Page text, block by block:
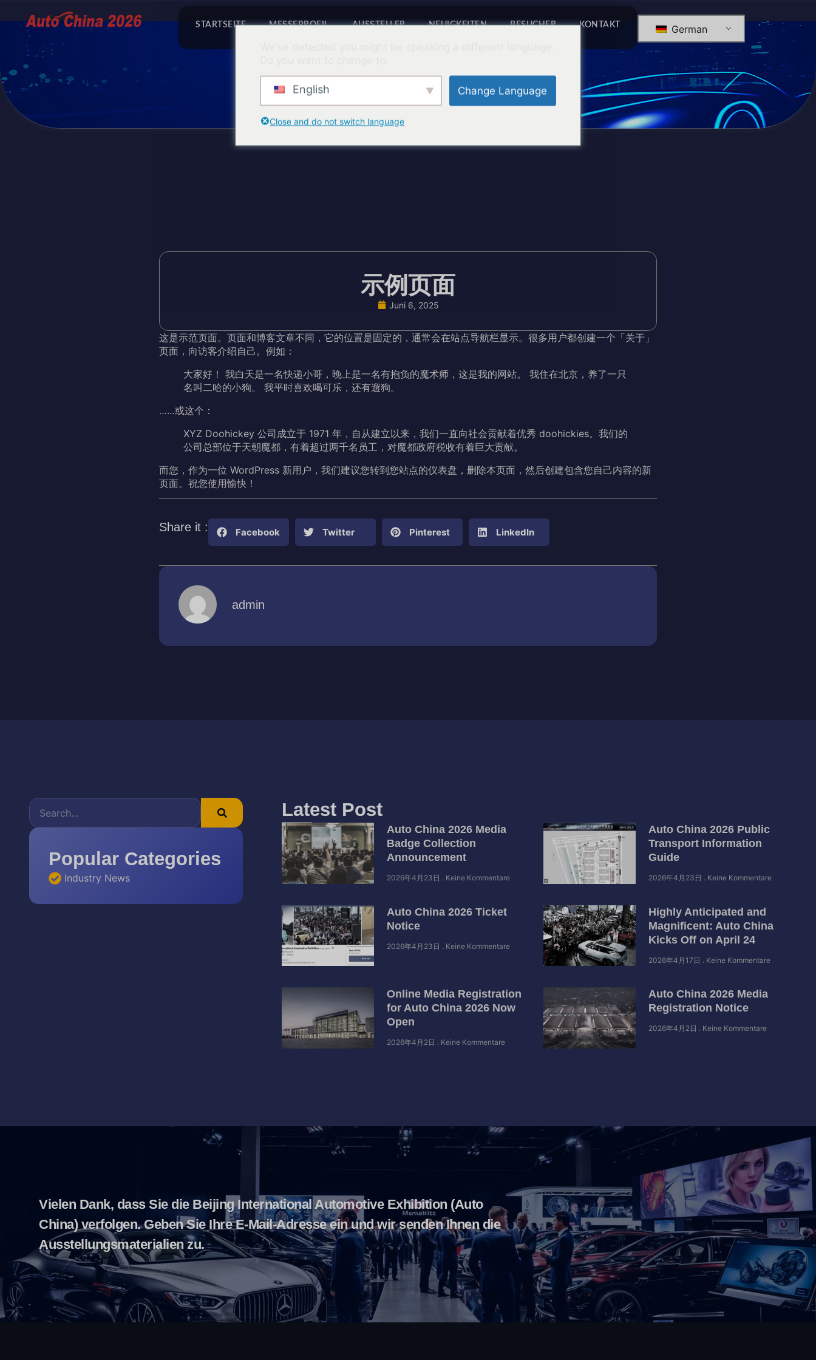
STARTSEITE MESSEPROFIL AUSSTELLER NEUIGKEITEN BESUCHER KONTAKT German
示例页面
Juni 6, 2025
这是示范页面。页面和博客文章不同，它的位置是固定的，通常会在站点导航栏显示。很多用户都创建一个「关于」
页面，向访客介绍自己。例如：
大家好！ 我白天是一名快递小哥，晚上是一名有抱负的魔术师，这是我的网站。 我住在北京，养了一只
名叫二哈的小狗。 我平时喜欢喝可乐，还有遛狗。
……或这个：
XYZ Doohickey 公司成立于 1971 年，自从建立以来，我们一直向社会贡献着优秀 doohickies。我们的
公司总部位于天朝魔都，有着超过两千名员工，对魔都政府税收有着巨大贡献。
而您，作为一位 WordPress 新用户，我们建议您转到您站点的仪表盘 ，删除本页面，然后创建包含您自己内容的新
页面。祝您使用愉快！
Share it : Facebook Twitter Pinterest LinkedIn
admin
Popular Categories
Industry News
Latest Post
Auto China 2026 Media
Badge Collection
Announcement
2026年4月23日 Keine Kommentare
Auto China 2026 Public
Transport Information
Guide
2026年4月23日 Keine Kommentare
Auto China 2026 Ticket
Notice
2026年4月23日 Keine Kommentare
Highly Anticipated and
Magnificent: Auto China
Kicks Off on April 24
2026年4月17日 Keine Kommentare
Online Media Registration
for Auto China 2026 Now
Open
2026年4月2日 Keine Kommentare
Auto China 2026 Media
Registration Notice
2026年4月2日 Keine Kommentare
Vielen Dank, dass Sie die Beijing International Automotive Exhibition (Auto
China) verfolgen. Geben Sie Ihre E-Mail-Adresse ein und wir senden Ihnen die
Ausstellungsmaterialien zu.
English Change Language
Close and do not switch language